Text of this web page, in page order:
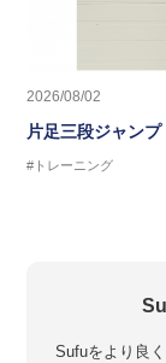
2026/08/02
片足三段ジャンプ
#トレーニング
Sufuをより良